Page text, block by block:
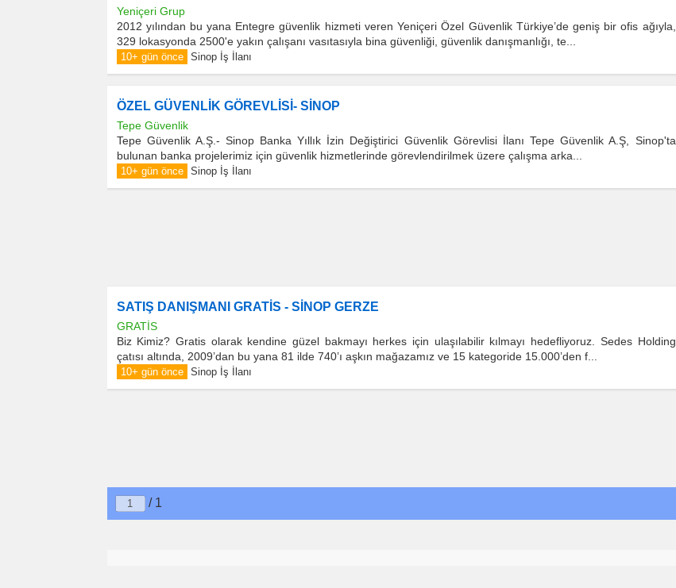
Yeniçeri Grup
2012 yılından bu yana Entegre güvenlik hizmeti veren Yeniçeri Özel Güvenlik Türkiye’de geniş bir ofis ağıyla,
329 lokasyonda 2500'e yakın çalışanı vasıtasıyla bina güvenliği, güvenlik danışmanlığı, te...
10+ gün önce Sinop İş İlanı
ÖZEL GÜVENLİK GÖREVLİSİ- SİNOP
Tepe Güvenlik
Tepe Güvenlik A.Ş.- Sinop Banka Yıllık İzin Değiştirici Güvenlik Görevlisi İlanı Tepe Güvenlik A.Ş, Sinop'ta
bulunan banka projelerimiz için güvenlik hizmetlerinde görevlendirilmek üzere çalışma arka...
10+ gün önce Sinop İş İlanı
SATIŞ DANIŞMANI GRATİS - SİNOP GERZE
GRATİS
Biz Kimiz? Gratis olarak kendine güzel bakmayı herkes için ulaşılabilir kılmayı hedefliyoruz. Sedes Holding
çatısı altında, 2009’dan bu yana 81 ilde 740’ı aşkın mağazamız ve 15 kategoride 15.000’den f...
10+ gün önce Sinop İş İlanı
/ 1